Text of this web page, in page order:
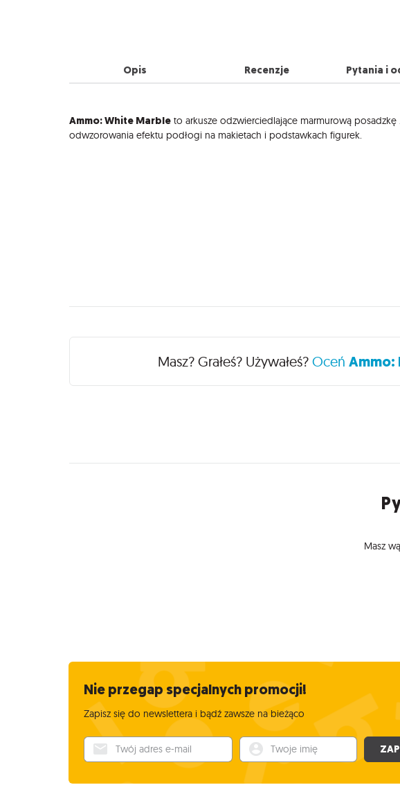
Opis Recenzje Pytania i
Opis
Ammo: White Marble to arkusze odzwierciedlające marmurową
odwzorowania efektu podłogi na makietach i podstawkach figurek.
Recenzje
Masz? Grałeś? Używałeś?OceńAmmo:
Masz
Nie przegap specjalnych promocji!
Zapisz się do newslettera i bądź zawsze na bieżąco
Twój adres e-mail Twoje imię